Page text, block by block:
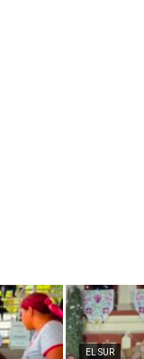
EL SUR